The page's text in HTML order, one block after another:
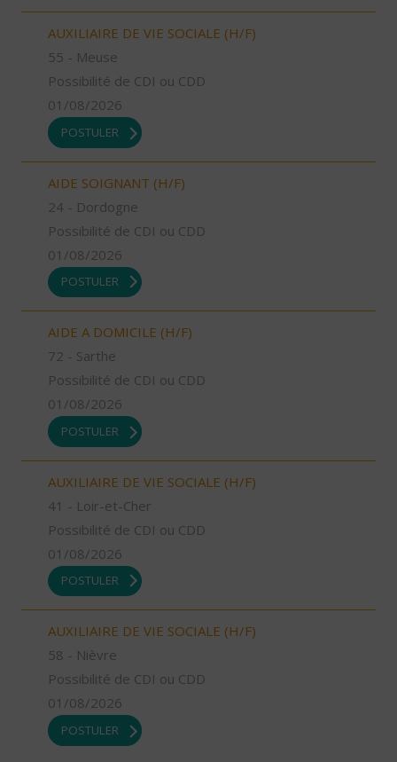
AUXILIAIRE DE VIE SOCIALE (H/F)
55 - Meuse
Possibilité de CDI ou CDD
01/08/2026
POSTULER
AIDE SOIGNANT (H/F)
24 - Dordogne
Possibilité de CDI ou CDD
01/08/2026
POSTULER
AIDE A DOMICILE (H/F)
72 - Sarthe
Possibilité de CDI ou CDD
01/08/2026
POSTULER
AUXILIAIRE DE VIE SOCIALE (H/F)
41 - Loir-et-Cher
Possibilité de CDI ou CDD
01/08/2026
POSTULER
AUXILIAIRE DE VIE SOCIALE (H/F)
58 - Nièvre
Possibilité de CDI ou CDD
01/08/2026
POSTULER